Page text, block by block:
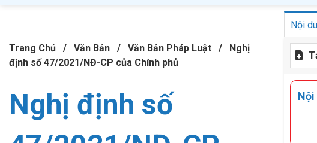
Trang Chủ / Văn Bản / Văn Bản Pháp Luật /
Nghị
định số 47/2021/NĐ-CP của Chính phủ
Nghị định số
Nội
Nội